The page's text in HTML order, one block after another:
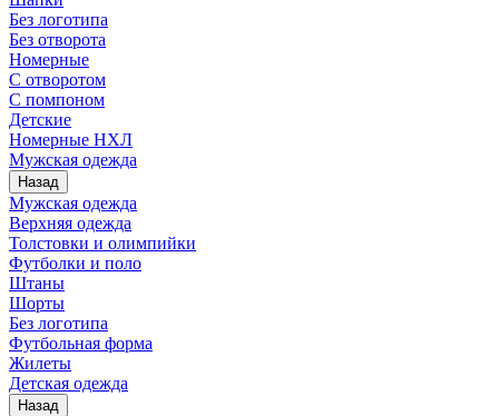
Без логотипа
Без отворота
Номерные
С отворотом
С помпоном
Детские
Номерные НХЛ
Мужская одежда
Назад
Мужская одежда
Верхняя одежда
Толстовки и олимпийки
Футболки и поло
Штаны
Шорты
Без логотипа
Футбольная форма
Жилеты
Детская одежда
Назад